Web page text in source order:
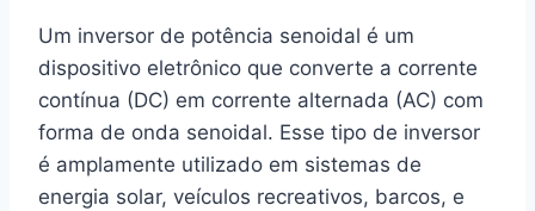
Um inversor de potência senoidal é um
dispositivo eletrônico que converte a corrente
contínua (DC) em corrente alternada (AC) com
forma de onda senoidal. Esse tipo de inversor
é amplamente utilizado em sistemas de
energia solar, veículos recreativos, barcos, e